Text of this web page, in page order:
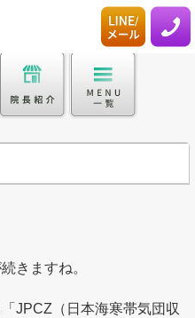
きますね。
JPCZ（日本海寒帯気団収